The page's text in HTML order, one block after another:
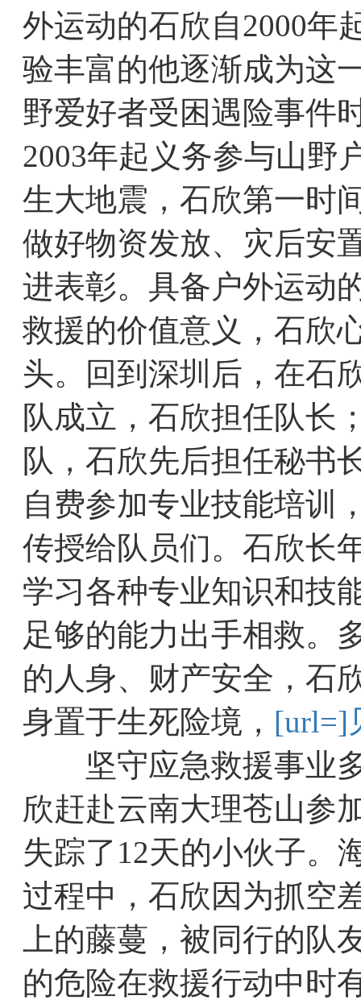
外运动的石欣自2000年
验丰富的他逐渐成为这
野爱好者受困遇险事件
2003年起义务参与山野
生大地震，石欣第一时
做好物资发放、灾后安
进表彰。具备户外运动
救援的价值意义，石欣
头。回到深圳后，在石
队成立，石欣担任队长
队，石欣先后担任秘书
自费参加专业技能培训
传授给队员们。石欣长
学习各种专业知识和技
足够的能力出手相救。
的人身、财产安全，石
身置于生死险境， [url=]
坚守应急救援事业多
欣赶赴云南大理苍山参
失踪了12天的小伙子。
过程中，石欣因为抓空
上的藤蔓，被同行的
的危险在救援行动中时